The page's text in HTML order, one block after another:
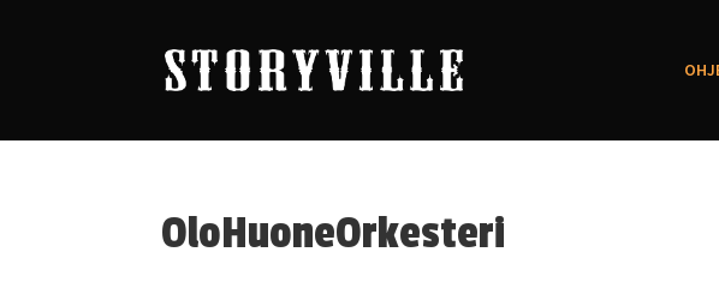
OloHuoneOrkesteri